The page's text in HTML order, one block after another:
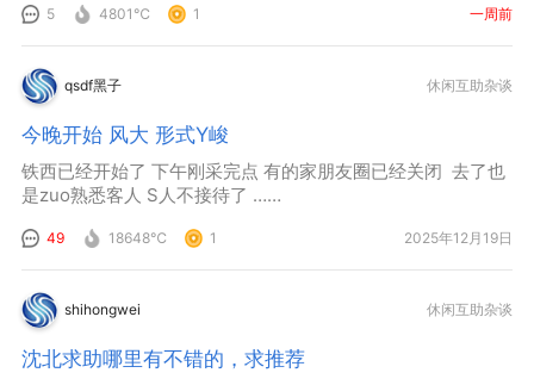
5 4801℃ 1 一周前
qsdf黑子 休闲互助杂谈
今晚开始 风大 形式Y峻
铁西已经开始了 下午刚采完点 有的家朋友圈已经关闭 去了也
是zuo熟悉客人 S人不接待了 ……
49 18648℃ 1 2025年12月19日
shihongwei 休闲互助杂谈
沈北求助哪里有不错的，求推荐